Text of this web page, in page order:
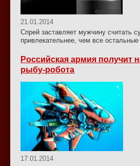
21.01.2014
Спрей заставляет мужчину считать
привлекательнее, чем все
Российская армия получит
рыбу-робота
17.01.2014